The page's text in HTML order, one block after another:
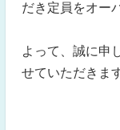
だき定員をオー
よって、誠に申
せていただきま